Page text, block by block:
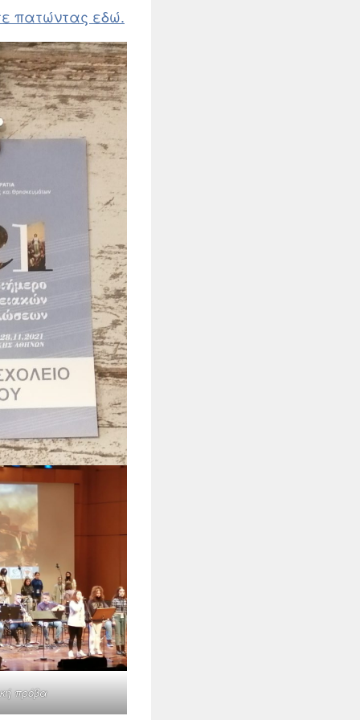
πατώντας εδώ.
πρόβα